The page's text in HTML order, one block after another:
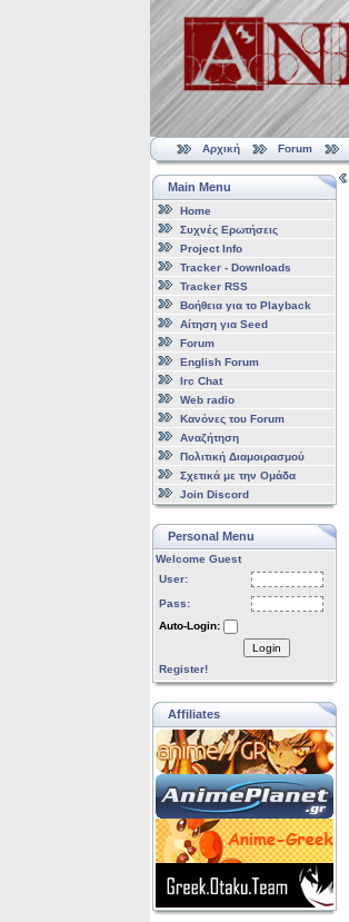
Αρχική Forum
Main Menu
Home
Συχνές Ερωτήσεις
Project Info
Tracker - Downloads
Tracker RSS
Βοήθεια για το Playback
Αίτηση για Seed
Forum
English Forum
Irc Chat
Web radio
Κανόνες του Forum
Αναζήτηση
Πολιτική Διαμοιρασμού
Σχετικά με την Ομάδα
Join Discord
Personal Menu
Welcome Guest
User:
Pass:
Auto-Login:
Login
Register!
Affiliates